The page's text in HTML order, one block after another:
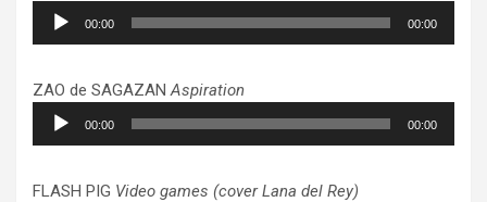
Lecteur
audio
00:00 00:00
ZAO de SAGAZANAspiration
Lecteur
audio
00:00 00:00
FLASH PIG Video games (cover Lana del Rey)